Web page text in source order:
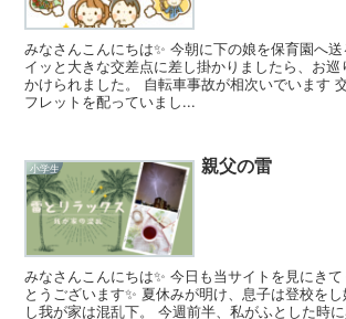
みなさんこんにちは✨ 今朝に下の娘を保育園へ
イッと大きな交差点に差し掛かりましたら、お巡
かけられました。 自転車事故が相次いでいます
フレットを配っていまし...
小学生 親父の雷
みなさんこんにちは✨ 今日も当サイトを見にき
とうございます✨ 夏休みが明け、息子は登校を
し我が家は混乱下。 今週前半、私がふとした時